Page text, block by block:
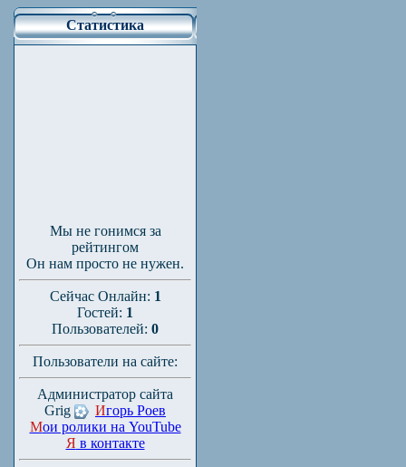
Статистика
Мы не гонимся за
рейтингом
Он нам просто не нужен.
Сейчас Онлайн: 1
Гостей: 1
Пользователей: 0
Пользователи на сайте:
Администратор сайта
Grig
Игорь Роев
Мои ролики на YouTube
Я в контакте